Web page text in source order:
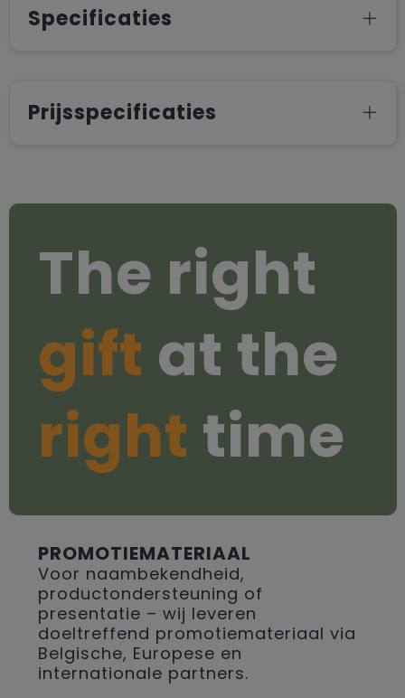
Specificaties
Prijsspecificaties
The right
gift at the
right time
PROMOTIEMATERIAAL
Voor naambekendheid,
productondersteuning of
presentatie – wij leveren
doeltreffend promotiemateriaal via
Belgische, Europese en
internationale partners.